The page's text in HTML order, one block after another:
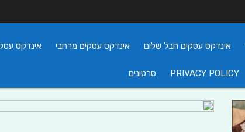
אינדקס עסקים חבל שלום אינדקס עסקים מרחבי אינדקס
PRIVACY POLICY סרטונים